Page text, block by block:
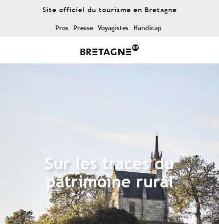
Site officiel du tourisme en Bretagne
Pros Presse Voyagistes Handicap
Sur les traces du
patrimoine rural